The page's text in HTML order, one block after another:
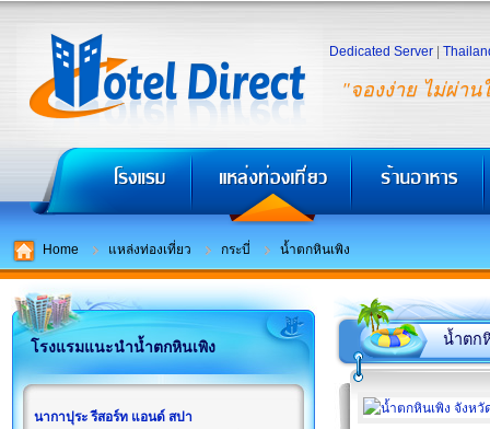
"จองง่าย ไม่ผ่าน
Dedicated Server
Home แหล่งท่องเที่ยว กระบี่ น้ำตกหินเพิง
โรงแรมแนะนำน้ำตกหินเพิง
นากาปุระ รีสอร์ท แอนด์ สปา
น้ำตก